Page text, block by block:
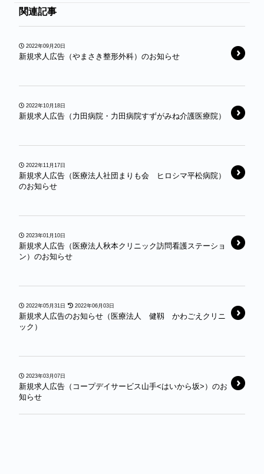
関連記事
2022年09月20日
新規求人広告（やまさき整形外科）のお知らせ
2022年10月18日
新規求人広告（力田病院・力田病院すずがみね介護医療院）
2022年11月17日
新規求人広告（医療法人社団まりも会 ヒロシマ平松病院）
のお知らせ
2023年01月10日
新規求人広告（医療法人秋本クリニック訪問看護ステーショ
ン）のお知らせ
2022年05月31日 2022年06月03日
新規求人広告のお知らせ（医療法人 健靱 かわごえクリニ
ック）
2023年03月07日
新規求人広告（コープデイサービス山手<はいから坂>）のお
知らせ